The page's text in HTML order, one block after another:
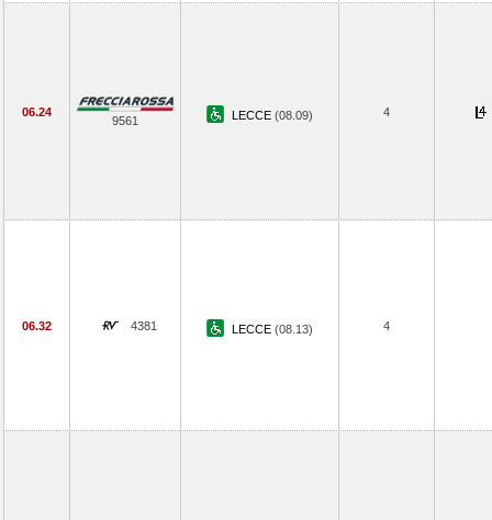
06.24
9561 LECCE (08.09) 4
06.32 4381 LECCE (08.13) 4